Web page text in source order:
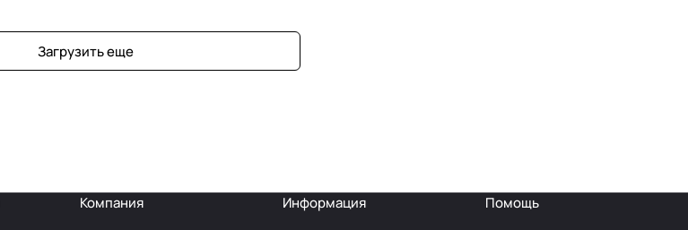
Загрузить еще
Компания Информация Помощь